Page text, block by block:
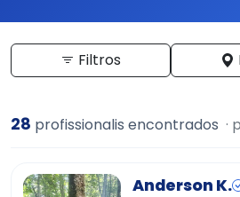
Filtros
28 profissionalis encontrados ·
Anderson K.